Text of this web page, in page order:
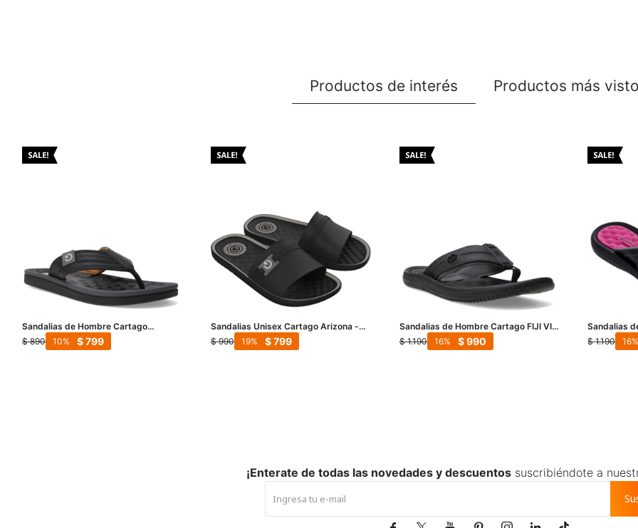
Productos de interés Productos más
Sandalias de Hombre Cartago
Alabama Thong - Negro - Marrón
$ 890 $799
10
Sandalias Unisex Cartago Arizona -
Negro - Gris
$ 990 $799
19
Sandalias de Hombre Cartago FIJI VI
THONG AD - Negro - Gris
$ 1.190 $ 990
16
Sandalias
Wns -
$ 1.190 16
¡Enterate de todas las novedades y descuentossuscribiéndote a